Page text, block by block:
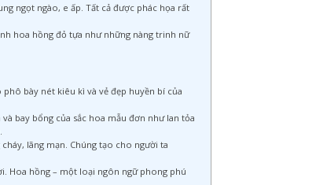
ngọt ngào, e ấp. Tất cả được phác họa rất
hoa hồng đỏ tựa như những nàng trinh nữ
bày nét kiêu kì và vẻ đẹp huyền bí của
bay bổng của sắc hoa mẫu đơn như lan tỏa
lãng mạn. Chúng tạo cho người ta
Hoa hồng – một loại ngôn ngữ phong phú